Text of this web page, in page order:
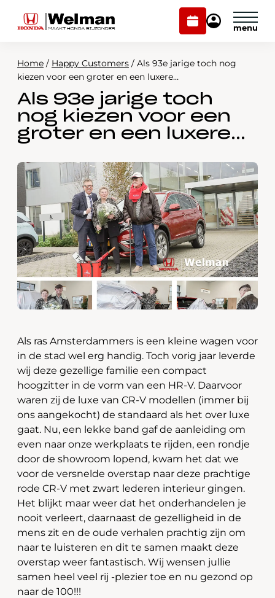
Plan
onderhoud
Mijn
Modellen
Voorraad
Onderhoud en service
Over ons
Webshop
Contact
Plan onderhoud
Mijn Honda Welman
Home / Happy Customers / Als 93e jarige toch nog
kiezen voor een groter en een luxere…
Als 93e jarige toch
nog kiezen voor een
groter en een luxere…
Als ras Amsterdammers is een kleine wagen voor
in de stad wel erg handig. Toch vorig jaar leverde
wij deze gezellige familie een compact
hoogzitter in de vorm van een HR-V. Daarvoor
waren zij de luxe van CR-V modellen (immer bij
ons aangekocht) de standaard als het over luxe
gaat. Nu, een lekke band gaf de aanleiding om
even naar onze werkplaats te rijden, een rondje
door de showroom lopend, kwam het dat we
voor de versnelde overstap naar deze prachtige
rode CR-V met zwart lederen interieur gingen.
Het blijkt maar weer dat het onderhandelen je
nooit verleert, daarnaast de gezelligheid in de
mens zit en de oude verhalen prachtig zijn om
naar te luisteren en dit te samen maakt deze
overstap weer fantastisch. Wij wensen jullie
samen heel veel rij -plezier toe en nu gezond op
naar de 100!!!